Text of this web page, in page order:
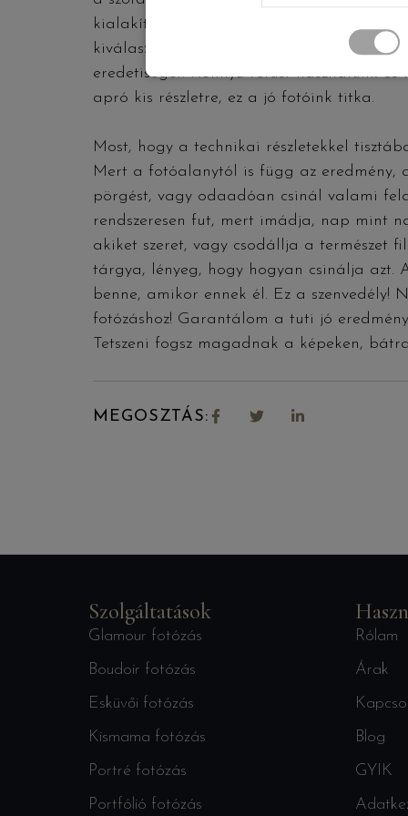
kialakított és rád szabott enteriőrt. A
kiválasztjuk, hogy melyiken szeretnél
eredetiséget. Könnyű retust használunk
apró kis részletre, ez a jó fotóink titka.
Most, hogy a technikai részletekkel
Mert a fotóalanytól is függ az eredmény,
pörgést, vagy odaadóan csinál valami
rendszeresen fut, mert imádja, nap mint
akiket szeret, vagy csodállja a természet
tárgya, lényeg, hogy hogyan csinálja azt.
benne, amikor ennek él. Ez a szenvedély!
fotózáshoz! Garantálom a tuti jó
Tetszeni fogsz magadnak a képeken,
MEGOSZTÁS:
Szolgáltatások
Glamour fotózás
Boudoir fotózás
Esküvői fotózás
Kismama fotózás
Portré fotózás
Portfólió fotózás
Rólam
Árak
Blog
GYIK